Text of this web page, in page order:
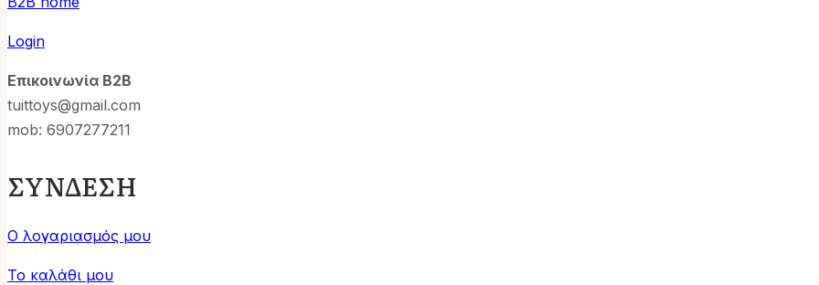
Login
Επικοινωνία B2B
tuittoys@gmail.com
mob: 6907277211
ΣΥΝΔΕΣΗ
Ο λογαριασμός μου
Το καλάθι μου